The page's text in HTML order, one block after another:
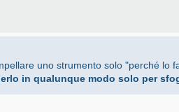
uno strumento solo "perché lo
in qualunque modo solo per